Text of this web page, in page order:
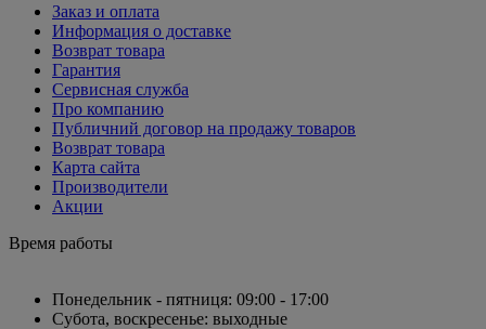
Заказ и оплата
Информация о доставке
Возврат товара
Гарантия
Сервисная служба
Про компанию
Публичний договор на продажу товаров
Возврат товара
Карта сайта
Производители
Акции
Время работы
Понедельник - пятниця: 09:00 - 17:00
Субота, воскресенье: выходные